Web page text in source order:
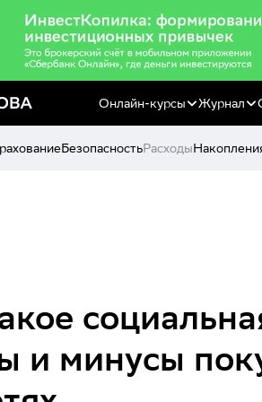
Онлайн-курсы Журнал
БезопасностьРасходы
и минусы